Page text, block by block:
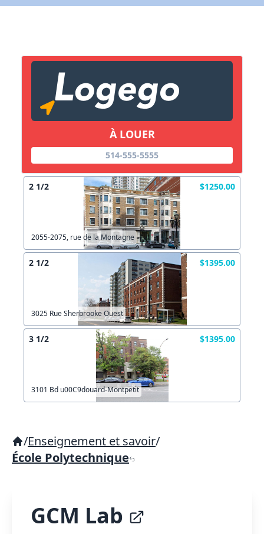
À LOUER
514-555-5555
2 1/2 $1250.00
2055-2075, rue de la Montagne
2 1/2 $1395.00
3025 Rue Sherbrooke Ouest
3 1/2 $1395.00
3101 Bd u00C9douard-Montpetit
/Enseignement et savoir/
École Polytechnique
GCM Lab
Copier lien
X Fermer Envoyez